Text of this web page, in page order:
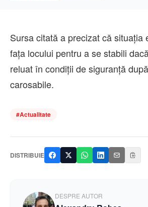
Sursa citată a precizat că situaţia
faţa locului pentru a se stabili
reluat în condiţii de siguranţă
carosabile.
#Actualitate
DISTRIBUIE
DESPRE AUTOR